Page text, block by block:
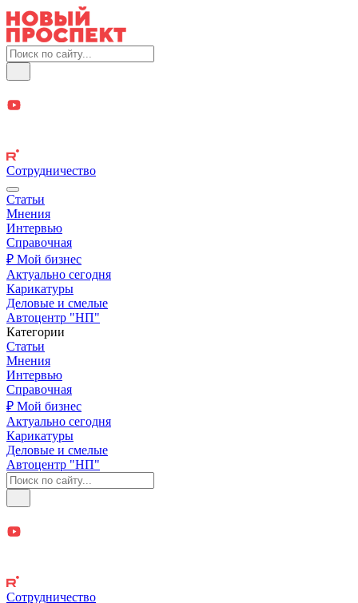
Сотрудничество
Статьи
Мнения
Интервью
Справочная
₽ Мой бизнес
Актуально сегодня
Карикатуры
Деловые и смелые
Автоцентр "НП"
Категории
Статьи
Мнения
Интервью
Справочная
₽ Мой бизнес
Актуально сегодня
Карикатуры
Деловые и смелые
Автоцентр "НП"
Сотрудничество